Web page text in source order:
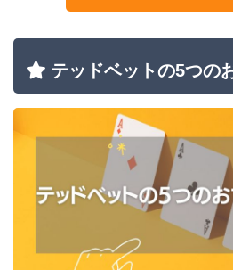
テッドベットの詳細情報
テッドベットの5つの